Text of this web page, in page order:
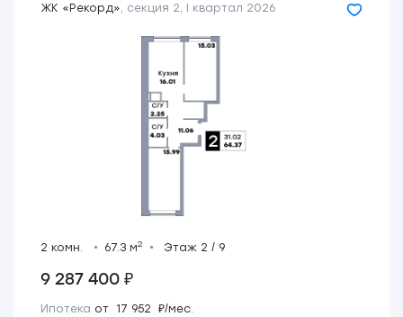
ЖК «Рекорд», секция 2, I квартал 2026
2 комн. 67.3 м2 Этаж 2 / 9
9 287 400 ₽
Ипотека от 17 952 ₽/мес.